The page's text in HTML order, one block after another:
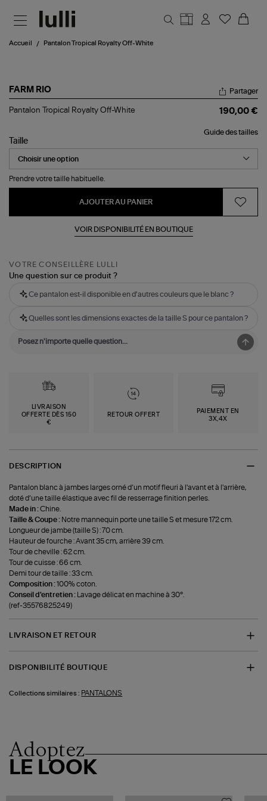
Accueil Pantalon Tropical Royalty Off-White
FARM RIO
Pantalon
Off-
White
Partager
Pantalon Tropical Royalty Off-White 190,00 €
Guide des tailles
Taille
Prendre votre taille habituelle.
AJOUTER AU PANIER
VOIR DISPONIBILITÉ EN BOUTIQUE
VOTRE CONSEILLÈRE LULLI
Une question sur ce produit ?
Ce pantalon est-il disponible en d'autres couleurs que le blanc ?
Quelles sont les dimensions exactes de la taille S pour ce pantalon ?
LIVRAISON
OFFERTE DÈS 150
€
RETOUR OFFERT
PAIEMENT EN
3X,4X
DESCRIPTION
Pantalon blanc à jambes larges orné d’un motif fleuri à l'avant et à l'arrière,
doté d’une taille élastique avec fil de resserrage finition perles.
Made in :Chine.
Taille & Coupe : Notre mannequin porte une taille S et mesure 172 cm.
Longueur de jambe (taille S) : 70 cm.
Hauteur de fourche : Avant 35 cm, arrière 39 cm.
Tour de cheville : 62 cm.
Tour de cuisse : 66 cm.
Demi tour de taille : 33 cm.
Composition :100% coton.
Conseil d'entretien : Lavage délicat en machine à 30°.
(ref-35576825249)
LIVRAISON ET RETOUR
DISPONIBILITÉ BOUTIQUE
Collections similaires : PANTALONS
Adoptez
LE LOOK